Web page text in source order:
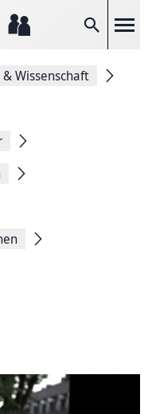
Suche
Wissenschaft